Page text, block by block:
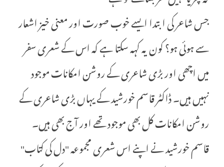
جس شاعر کی ابتدا ایسے خوب صورت اور معنی خیز اشعار
سے ہوئی ہو؟ کون یہ کہہ سکتا ہے کہ اس کے شعری سفر
میں اچھی اور بڑی شاعری کے روشن امکانات موجود
نہیں ہیں۔ ڈاکٹر قاسم خورشید کے یہاں بڑی شاعری کے
روشن امکانات کل بھی موجود تھے اور آج بھی ہیں۔
قاسم خورشید نے اپنے اس شعری مجموعہ "دل کی کتاب"